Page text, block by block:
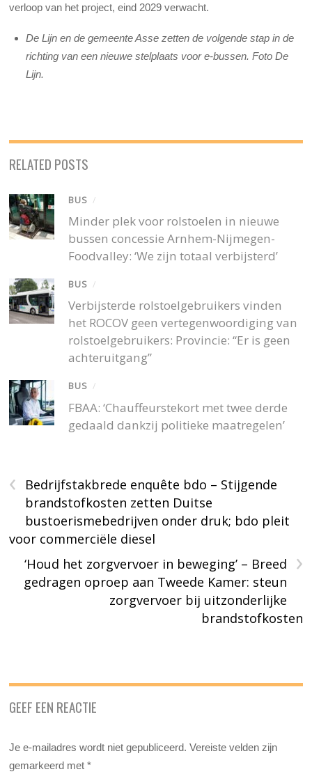
verloop van het project, eind 2029 verwacht.
De Lijn en de gemeente Asse zetten de volgende stap in de
richting van een nieuwe stelplaats voor e-bussen. Foto De
Lijn.
RELATED POSTS
BUS /
Minder plek voor rolstoelen in nieuwe
bussen concessie Arnhem-Nijmegen-
Foodvalley: ‘We zijn totaal verbijsterd’
BUS /
Verbijsterde rolstoelgebruikers vinden
het ROCOV geen vertegenwoordiging van
rolstoelgebruikers: Provincie: “Er is geen
achteruitgang”
BUS /
FBAA: ‘Chauffeurstekort met twee derde
gedaald dankzij politieke maatregelen’
‹
Bedrijfstakbrede enquête bdo – Stijgende
brandstofkosten zetten Duitse
bustoerismebedrijven onder druk; bdo pleit
voor commerciële diesel
›
‘Houd het zorgvervoer in beweging’ – Breed
gedragen oproep aan Tweede Kamer: steun
zorgvervoer bij uitzonderlijke
brandstofkosten
GEEF EEN REACTIE
Je e-mailadres wordt niet gepubliceerd. Vereiste velden zijn
gemarkeerd met*